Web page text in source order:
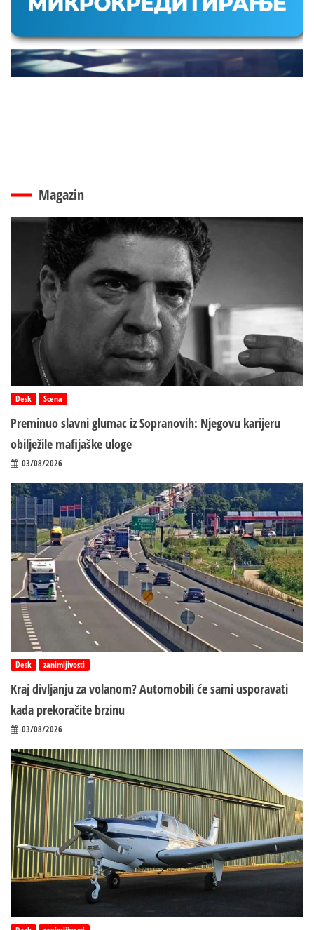
Magazin
Desk Scena
Preminuo slavni glumac iz Sopranovih: Njegovu karijeru
obilježile mafijaške uloge
03/08/2026
Desk zanimljivosti
Kraj divljanju za volanom? Automobili će sami usporavati
kada prekoračite brzinu
03/08/2026